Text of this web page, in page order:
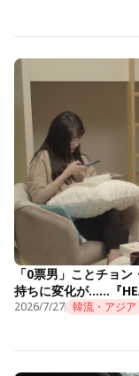
「0票男」ことチョ
持ちに変化が……『
2026/7/27 韓流・アジア